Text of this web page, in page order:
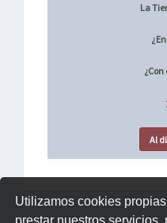
Utilizamos cookies
prestar nuestros servicios,
La
Al